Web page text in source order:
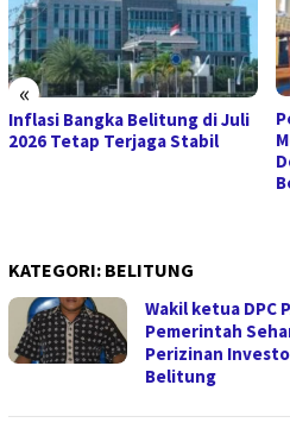
«
Inflasi Bangka Belitung di Juli
2026 Tetap Terjaga Stabil
KATEGORI: BELITUNG
Wakil ketua DPC
Pemerintah
Perizinan
Belitung